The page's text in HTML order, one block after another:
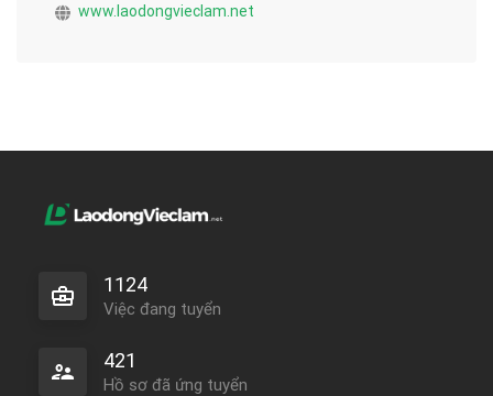
www.laodongvieclam.net
1124
Việc đang tuyển
421
Hồ sơ đã ứng tuyển